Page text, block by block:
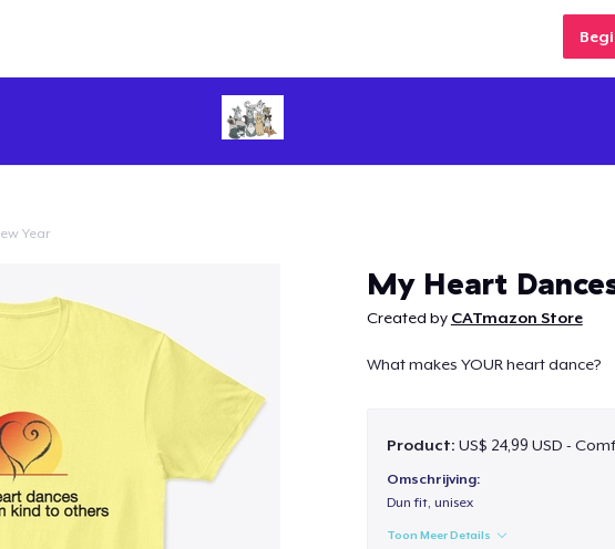
Year
My Heart
Created by CATmazon Store
What makes YOUR heart dance?
Product: US$ 24,99 USD -
Omschrijving:
Dun fit, unisex
Toon Meer Details